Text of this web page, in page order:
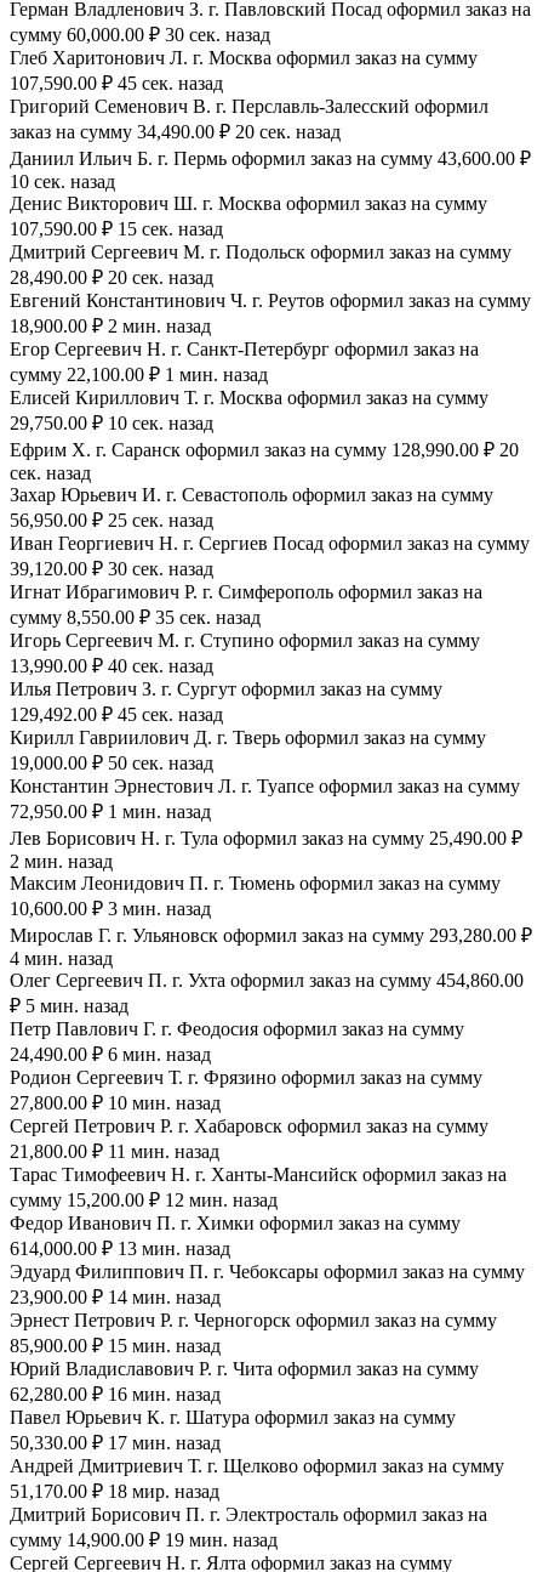
Герман Владленович З. г. Павловский Посад оформил заказ на
сумму 60,000.00 ₽ 30 сек. назад
Глеб Харитонович Л. г. Москва оформил заказ на сумму
107,590.00 ₽ 45 сек. назад
Григорий Семенович В. г. Перславль-Залесский оформил
заказ на сумму 34,490.00 ₽ 20 сек. назад
Даниил Ильич Б. г. Пермь оформил заказ на сумму 43,600.00 ₽
10 сек. назад
Денис Викторович Ш. г. Москва оформил заказ на сумму
107,590.00 ₽ 15 сек. назад
Дмитрий Сергеевич М. г. Подольск оформил заказ на сумму
28,490.00 ₽ 20 сек. назад
Евгений Константинович Ч. г. Реутов оформил заказ на сумму
18,900.00 ₽ 2 мин. назад
Егор Сергеевич Н. г. Санкт-Петербург оформил заказ на
сумму 22,100.00 ₽ 1 мин. назад
Елисей Кириллович Т. г. Москва оформил заказ на сумму
29,750.00 ₽ 10 сек. назад
Ефрим Х. г. Саранск оформил заказ на сумму 128,990.00 ₽ 20
сек. назад
Захар Юрьевич И. г. Севастополь оформил заказ на сумму
56,950.00 ₽ 25 сек. назад
Иван Георгиевич Н. г. Сергиев Посад оформил заказ на сумму
39,120.00 ₽ 30 сек. назад
Игнат Ибрагимович Р. г. Симферополь оформил заказ на
сумму 8,550.00 ₽ 35 сек. назад
Игорь Сергеевич М. г. Ступино оформил заказ на сумму
13,990.00 ₽ 40 сек. назад
Илья Петрович З. г. Сургут оформил заказ на сумму
129,492.00 ₽ 45 сек. назад
Кирилл Гавриилович Д. г. Тверь оформил заказ на сумму
19,000.00 ₽ 50 сек. назад
Константин Эрнестович Л. г. Туапсе оформил заказ на сумму
72,950.00 ₽ 1 мин. назад
Лев Борисович Н. г. Тула оформил заказ на сумму 25,490.00 ₽
2 мин. назад
Максим Леонидович П. г. Тюмень оформил заказ на сумму
10,600.00 ₽ 3 мин. назад
Мирослав Г. г. Ульяновск оформил заказ на сумму 293,280.00 ₽
4 мин. назад
Олег Сергеевич П. г. Ухта оформил заказ на сумму 454,860.00
₽ 5 мин. назад
Петр Павлович Г. г. Феодосия оформил заказ на сумму
24,490.00 ₽ 6 мин. назад
Родион Сергеевич Т. г. Фрязино оформил заказ на сумму
27,800.00 ₽ 10 мин. назад
Сергей Петрович Р. г. Хабаровск оформил заказ на сумму
21,800.00 ₽ 11 мин. назад
Тарас Тимофеевич Н. г. Ханты-Мансийск оформил заказ на
сумму 15,200.00 ₽ 12 мин. назад
Федор Иванович П. г. Химки оформил заказ на сумму
614,000.00 ₽ 13 мин. назад
Эдуард Филиппович П. г. Чебоксары оформил заказ на сумму
23,900.00 ₽ 14 мин. назад
Эрнест Петрович Р. г. Черногорск оформил заказ на сумму
85,900.00 ₽ 15 мин. назад
Юрий Владиславович Р. г. Чита оформил заказ на сумму
62,280.00 ₽ 16 мин. назад
Павел Юрьевич К. г. Шатура оформил заказ на сумму
50,330.00 ₽ 17 мин. назад
Андрей Дмитриевич Т. г. Щелково оформил заказ на сумму
51,170.00 ₽ 18 мир. назад
Дмитрий Борисович П. г. Электросталь оформил заказ на
сумму 14,900.00 ₽ 19 мин. назад
Сергей Сергеевич Н. г. Ялта оформил заказ на сумму